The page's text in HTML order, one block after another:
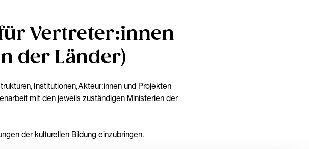
Vertreter:innen
der Länder)
Institutionen, Akteur:innen und Projekten
mit den jeweils zuständigen Ministerien der
der kulturellen Bildung einzubringen.